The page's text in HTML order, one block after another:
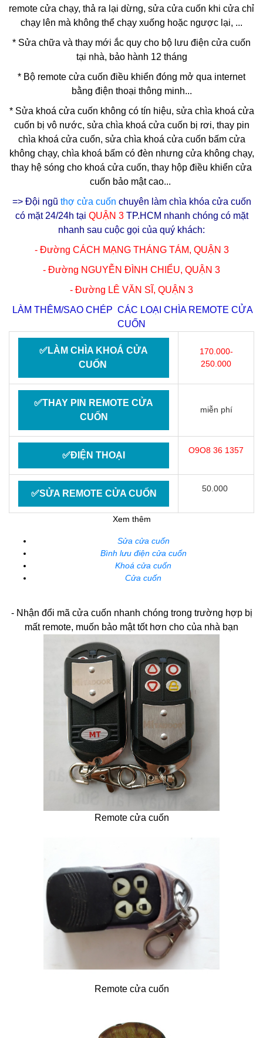
remote cửa chạy, thả ra lại dừng, sửa cửa cuốn khi cửa chỉ
chạy lên mà không thể chạy xuống hoặc ngược lại, ...
* Sửa chữa và thay mới ắc quy cho bộ lưu điện cửa cuốn
tại nhà, bảo hành 12 tháng
* Bộ remote cửa cuốn điều khiển đóng mở qua internet
bằng điện thoại thông minh...
* Sửa khoá cửa cuốn không có tín hiệu, sửa chìa khoá cửa
cuốn bị vô nước, sửa chìa khoá cửa cuốn bị rơi, thay pin
chìa khoá cửa cuốn, sửa chìa khoá cửa cuốn bấm cửa
không chạy, chìa khoá bấm có đèn nhưng cửa không chạy,
thay hệ sóng cho khoá cửa cuốn, thay hộp điều khiển cửa
cuốn bảo mật cao...
=> Đội ngũ thợ cửa cuốn chuyên làm chìa khóa cửa cuốn
có mặt 24/24h tại QUẬN 3TP.HCM nhanh chóng có mặt
nhanh sau cuộc gọi của quý khách:
- Đường CÁCH MẠNG THÁNG TÁM, QUẬN 3
- Đường NGUYỄN ĐÌNH CHIỂU, QUẬN 3
- Đường LÊ VĂN SĨ, QUẬN 3
LÀM THÊM/SAO CHÉP CÁC LOẠI CHÌA REMOTE CỬA
CUỐN
✅LÀM CHÌA KHOÁ CỬA
CUỐN
170.000-
250.000
✅THAY PIN REMOTE CỬA
CUỐN
miễn phí
✅ĐIỆN THOẠI O9O8 36 1357
✅SỬA REMOTE CỬA CUỐN 50.000
Xem thêm
Sửa cửa cuốn
Bình lưu điện cửa cuốn
Khoá cửa cuốn
Cửa cuốn
- Nhận đổi mã cửa cuốn nhanh chóng trong trường hợp bị
mất remote, muốn bảo mật tốt hơn cho của nhà bạn
Remote cửa cuốn
Remote cửa cuốn